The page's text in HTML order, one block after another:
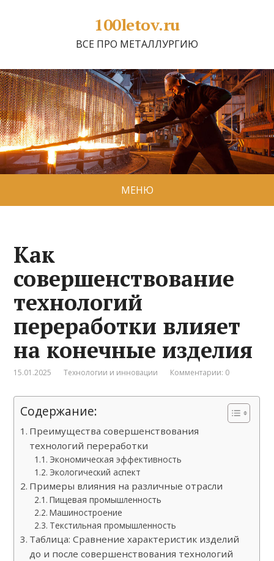
100letov.ru
ВСЕ ПРО МЕТАЛЛУРГИЮ
МЕНЮ
Как
совершенствование
технологий
переработки влияет
на конечные изделия
15.01.2025 Технологии и инновации Комментарии: 0
Содержание:
Преимущества совершенствования
технологий переработки
Экономическая эффективность
Экологический аспект
Примеры влияния на различные отрасли
Пищевая промышленность
Машиностроение
Текстильная промышленность
Таблица: Сравнение характеристик изделий
до и после совершенствования технологий